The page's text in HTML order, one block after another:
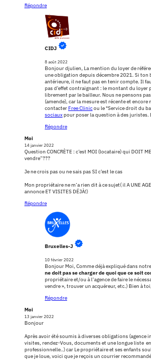
Répondre
CIDJ
8 août 2022
Bonjour djulien, La mention du loyer de
une obligation depuis décembre 2021. Si ton
antérieure, il ne faut pas en tenir compte. Il
pas d’effet contraignant : le montant du
librement par le bailleur. Nous ne pensons
(amende), car la mesure est récente et
contacter Free Clinicou le "Service droit du
sociauxpour poser la question à des juristes.
Répondre
Moi
14 janvier 2022
Question CONCRÈTE : c’est MOI (locataire) qui DOIT
vendre”???
Je ne crois pas ou ne sais pas SI c’est le cas
Mon propriétaire ne m’a rien dit à ce sujet( il A UNE
annonce ET VISITES DÉJÀ!)
Répondre
Bruxelles-J
10 février 2022
Bonjour Moi, Comme déjà expliqué dans
ne doit pas se charger de quoi que ce soit
propriétaire et/ou à l’agence de faire le
vendre », trouver un acquéreur, etc.) Bien à toi,
Répondre
Moi
13 janvier 2022
Bonjour
Après avoir été soumis à diverses obligations (agence
visites, rendez-Vous, documents et une longue liste
professionnelle..) car Le propriétaire et ses enfants
que je loue, voici que je reçois un courrier